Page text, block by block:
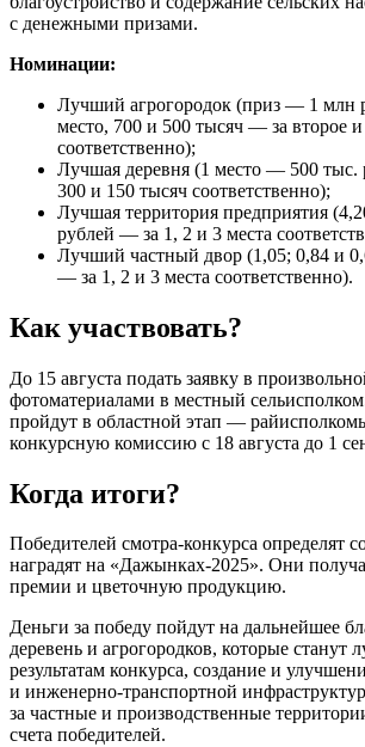
с денежными призами.
Номинации:
Лучший агрогородок (приз — 1 млн
место, 700 и 500 тысяч — за второе и
соответственно);
Лучшая деревня (1 место — 500
300 и 150 тысяч соответственно);
Лучшая территория предприятия
рублей — за 1, 2 и 3 места
Лучший частный двор (1,05; 0,84 и
— за 1, 2 и 3 места соответственно).
Как участвовать?
До 15 августа подать заявку в
фотоматериалами в местный
пройдут в областной этап —
конкурсную комиссию с 18 августа до 1
Когда итоги?
Победителей смотра-конкурса определят
наградят на «Дажынках-2025». Они
премии и цветочную продукцию.
Деньги за победу пойдут на дальнейшее
деревень и агрогородков, которые станут
результатам конкурса, создание и
и инженерно-транспортной
за частные и производственные
счета победителей.